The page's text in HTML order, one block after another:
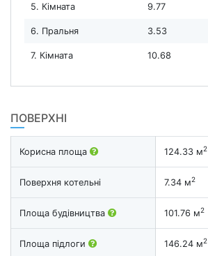
5. Кімната 9.77
6. Пральня 3.53
7. Кімната 10.68
ПОВЕРХНІ
Корисна площа 124.33 м2
Поверхня котельні 7.34 м2
Площа будівництва 101.76 м2
Площа підлоги 146.24 м2